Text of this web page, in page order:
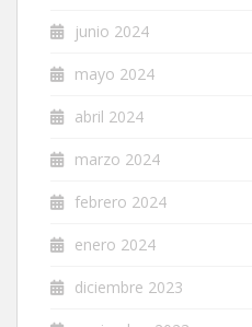
junio 2024
mayo 2024
abril 2024
marzo 2024
febrero 2024
enero 2024
diciembre 2023